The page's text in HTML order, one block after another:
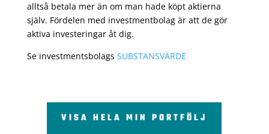
alltså betala mer än om man hade köpt aktierna
själv. Fördelen med investmentbolag är att de gör
aktiva investeringar åt dig.
Se investmentsbolags SUBSTANSVÄRDE
VISA HELA MIN PORTFÖLJ